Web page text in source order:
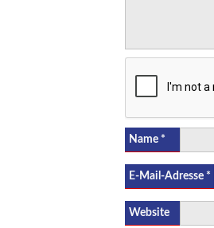
Name *
E-Mail-Adresse *
Website